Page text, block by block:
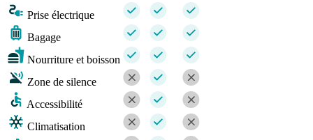
Prise électrique
Bagage
Nourriture et boisson
Zone de silence
Accessibilité
Climatisation